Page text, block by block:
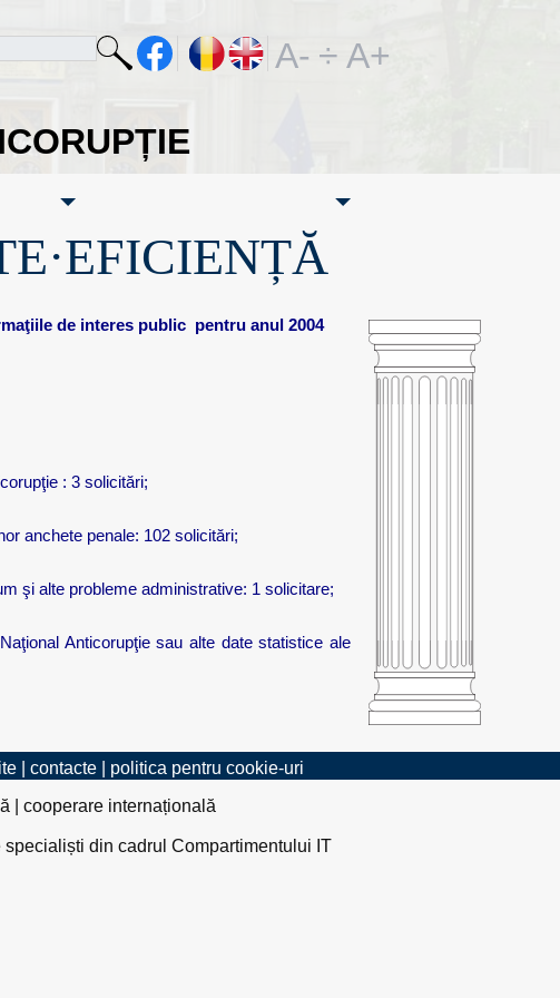
A- ÷ A+
de interes public pentru anul 2004
: 3 solicitări;
anchete penale: 102 solicitări;
şi alte probleme administrative: 1 solicitare;
Anticorupţie sau alte date statistice ale
| contacte| politica pentru cookie-uri
cooperare internațională
din cadrul Compartimentului IT